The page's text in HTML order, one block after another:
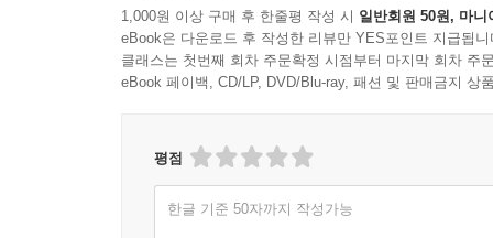
몇 인치에 불과한 가닥들이 서로 꼬여 한 줄의 실
있다. 동화 속에 나오는 여주인공들은 거미줄이나
동안 짰던 시아버지의 수의를 밤이면 다시 풀어
1,000원 이상 구매 후 한줄평 작성 시 일반회원 50원, 마니
eBook은 다운로드 후 작성한 리뷰만 YES포인트 지급됩니
클래스는 첫번째 회차 주문확정 시점부터 마지막 회차 주
eBook 페이백, CD/LP, DVD/Blu-ray, 패션 및 판매금지 상
평점
한글 기준 50자까지 작성가능